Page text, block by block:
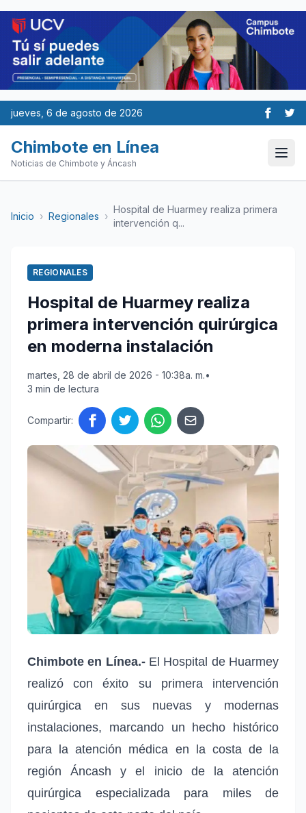
jueves, 6 de agosto de 2026
Chimbote en Línea
Noticias de Chimbote y Áncash
Inicio › Regionales ›
Hospital de Huarmey realiza primera
intervención q...
REGIONALES
Hospital de Huarmey realiza
primera intervención quirúrgica
en moderna instalación
martes, 28 de abril de 2026 - 10:38a. m.•
3 min de lectura
Compartir:
Chimbote en Línea.-El Hospital de Huarmey
realizó con éxito su primera intervención
quirúrgica en sus nuevas y modernas
instalaciones, marcando un hecho histórico
para la atención médica en la costa de la
región Áncash y el inicio de la atención
quirúrgica especializada para miles de